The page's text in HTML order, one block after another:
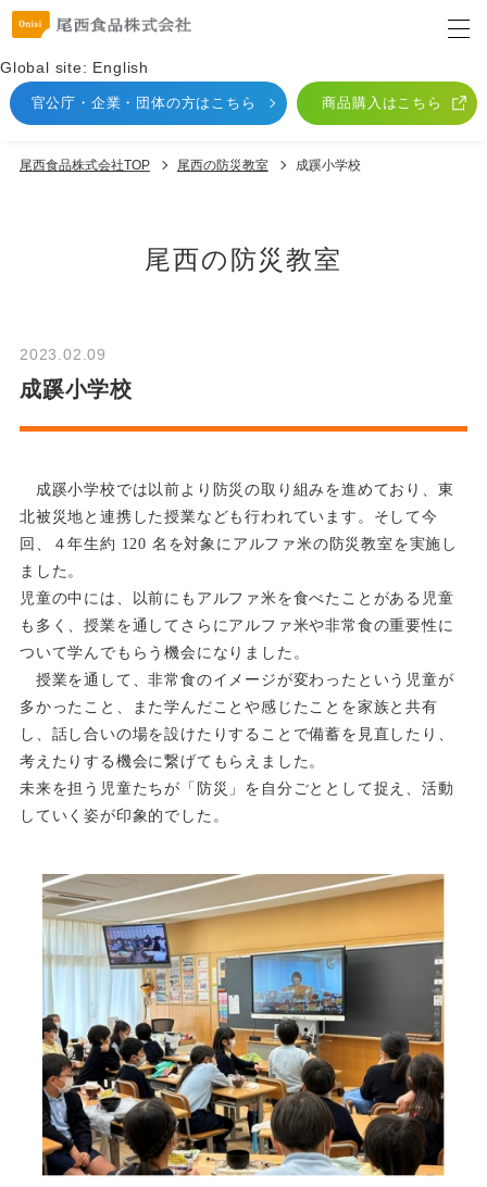
Global site: English
官公庁・企業・団体の方はこちら 商品購入はこちら
尾西食品株式会社TOP 尾⻄の防災教室 成蹊小学校
尾⻄の防災教室
2023.02.09
成蹊小学校
成蹊小学校では以前より防災の取り組みを進めており、東
北被災地と連携した授業なども行われています。そして今
回、４年生約 120 名を対象にアルファ米の防災教室を実施し
ました。
児童の中には、以前にもアルファ米を食べたことがある児童
も多く、授業を通してさらにアルファ米や非常食の重要性に
ついて学んでもらう機会になりました。
授業を通して、非常食のイメージが変わったという児童が
多かったこと、また学んだことや感じたことを家族と共有
し、話し合いの場を設けたりすることで備蓄を見直したり、
考えたりする機会に繋げてもらえました。
未来を担う児童たちが「防災」を自分ごととして捉え、活動
していく姿が印象的でした。